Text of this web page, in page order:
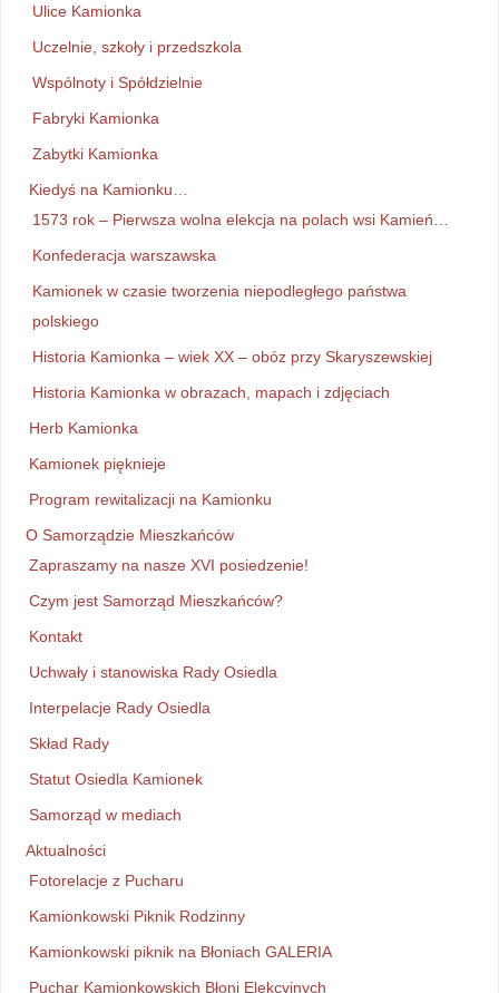
Ulice Kamionka
Uczelnie, szkoły i przedszkola
Wspólnoty i Spółdzielnie
Fabryki Kamionka
Zabytki Kamionka
Kiedyś na Kamionku…
1573 rok – Pierwsza wolna elekcja na polach wsi Kamień…
Konfederacja warszawska
Kamionek w czasie tworzenia niepodległego państwa
polskiego
Historia Kamionka – wiek XX – obóz przy Skaryszewskiej
Historia Kamionka w obrazach, mapach i zdjęciach
Herb Kamionka
Kamionek pięknieje
Program rewitalizacji na Kamionku
O Samorządzie Mieszkańców
Zapraszamy na nasze XVI posiedzenie!
Czym jest Samorząd Mieszkańców?
Kontakt
Uchwały i stanowiska Rady Osiedla
Interpelacje Rady Osiedla
Skład Rady
Statut Osiedla Kamionek
Samorząd w mediach
Aktualności
Fotorelacje z Pucharu
Kamionkowski Piknik Rodzinny
Kamionkowski piknik na Błoniach GALERIA
Puchar Kamionkowskich Błoni Elekcyjnych